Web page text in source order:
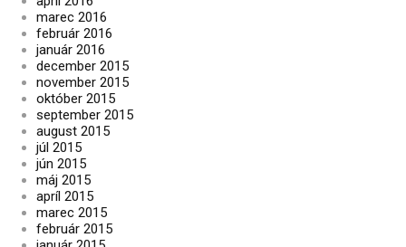
marec 2016
február 2016
január 2016
december 2015
november 2015
október 2015
september 2015
august 2015
júl 2015
jún 2015
máj 2015
apríl 2015
marec 2015
február 2015